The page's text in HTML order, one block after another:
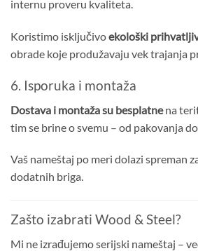
internu proveru kvaliteta.
Koristimo isključivoekološki
obrade koje produžavaju vek trajanja
6. Isporuka i montaža
Dostava i montaža su besplatnena
tim se brine o svemu – od pakovanja
Vaš nameštaj po meri dolazi spreman
dodatnih briga.
Zašto izabrati Wood & Steel?
Mi ne izrađujemo serijski nameštaj –